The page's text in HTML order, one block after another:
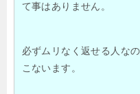
て事はありません。
必ずムリなく返せる人な
こないます。